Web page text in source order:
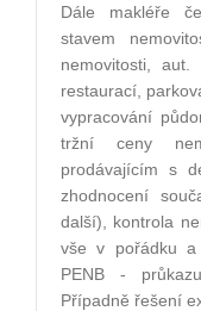
Dále makléře
stavem
nemovitosti,
restaurací,
vypracování
tržní ceny
prodávajícím s
zhodnocení
další), kontrola
vše v pořádku
PENB - prů
Případně řešení